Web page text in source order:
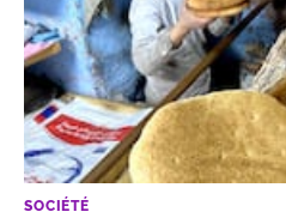
SOCIÉTÉ